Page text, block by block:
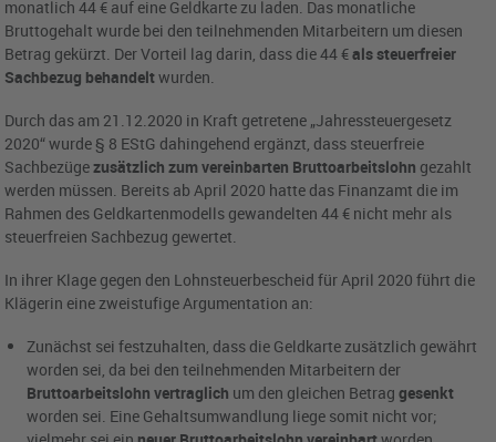
monatlich 44 € auf eine Geldkarte zu laden. Das monatliche
Bruttogehalt wurde bei den teilnehmenden Mitarbeitern um diesen
Betrag gekürzt. Der Vorteil lag darin, dass die 44 €als steuerfreier
Sachbezug behandeltwurden.
Durch das am 21.12.2020 in Kraft getretene „Jahressteuergesetz
2020“ wurde § 8 EStG dahingehend ergänzt, dass steuerfreie
Sachbezügezusätzlich zum vereinbarten Bruttoarbeitslohn gezahlt
werden müssen. Bereits ab April 2020 hatte das Finanzamt die im
Rahmen des Geldkartenmodells gewandelten 44 € nicht mehr als
steuerfreien Sachbezug gewertet.
In ihrer Klage gegen den Lohnsteuerbescheid für April 2020 führt die
Klägerin eine zweistufige Argumentation an:
Zunächst sei festzuhalten, dass die Geldkarte zusätzlich gewährt
worden sei, da bei den teilnehmenden Mitarbeitern der
Bruttoarbeitslohn vertraglich um den gleichen Betraggesenkt
worden sei. Eine Gehaltsumwandlung liege somit nicht vor;